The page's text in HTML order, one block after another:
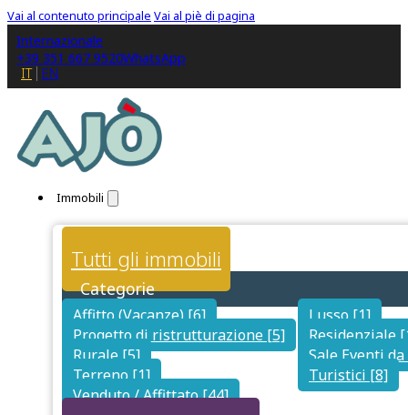
Vai al contenuto principale Vai al piè di pagina
Internazionale
+39 351 667 9520WhatsApp
IT
EN
Immobili
Tutti gli immobili
Categorie
Affitto (Vacanze) [6]
Lusso [1]
Progetto di ristrutturazione [5]
Residenziale
Rurale [5]
Sale Eventi
Terreno [1]
Turistici [8]
Venduto / Affittato [44]